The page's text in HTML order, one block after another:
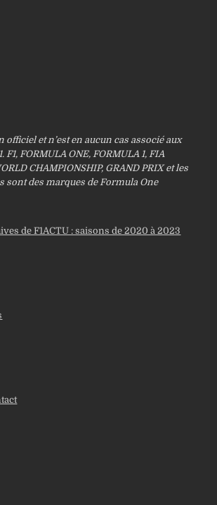
officiel et n’est en aucun cas associé aux
F1, FORMULA ONE, FORMULA 1, FIA
CHAMPIONSHIP, GRAND PRIX et les
sont des marques de Formula One
de F1ACTU : saisons de 2020 à 2023